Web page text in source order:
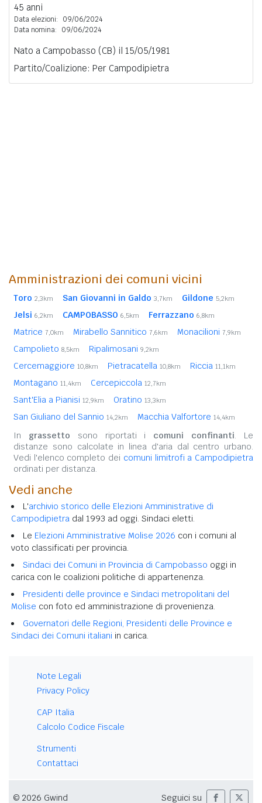
45 anni
Data elezioni:
09/06/2024
Data nomina:
09/06/2024
Nato a Campobasso (CB) il 15/05/1981
Partito/Coalizione: Per Campodipietra
Amministrazioni dei comuni vicini
Toro 2,3km San Giovanni in Galdo 3,7km Gildone 5,2km
Jelsi 6,2km CAMPOBASSO 6,5km Ferrazzano 6,8km
Matrice 7,0km Mirabello Sannitico 7,6km Monacilioni 7,9km
Campolieto 8,5km Ripalimosani 9,2km
Cercemaggiore 10,8km Pietracatella 10,8km Riccia 11,1km
Montagano 11,4km Cercepiccola 12,7km
Sant'Elia a Pianisi 12,9km Oratino 13,3km
San Giuliano del Sannio 14,2km Macchia Valfortore 14,4km
In grassetto sono riportati i comuni confinanti. Le
distanze sono calcolate in linea d'aria dal centro urbano.
Vedi l'elenco completo dei comuni limitrofi a Campodipietra
ordinati per distanza.
Vedi anche
L'archivio storico delle Elezioni Amministrative di
Campodipietra dal 1993 ad oggi. Sindaci eletti.
Le Elezioni Amministrative Molise 2026 con i comuni al
voto classificati per provincia.
Sindaci dei Comuni in Provincia di Campobasso oggi in
carica con le coalizioni politiche di appartenenza.
Presidenti delle province e Sindaci metropolitani del
Molise con foto ed amministrazione di provenienza.
Governatori delle Regioni, Presidenti delle Province e
Sindaci dei Comuni italiani in carica.
Note Legali
Privacy Policy
CAP Italia
Calcolo Codice Fiscale
Strumenti
Contattaci
© 2026 Gwind Seguici su